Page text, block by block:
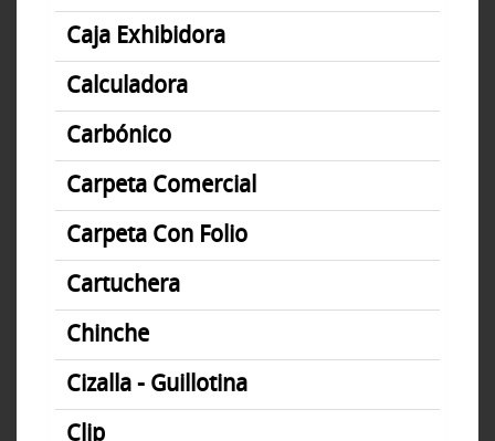
Caja Exhibidora
Calculadora
Carbónico
Carpeta Comercial
Carpeta Con Folio
Cartuchera
Chinche
Cizalla - Guillotina
Clip